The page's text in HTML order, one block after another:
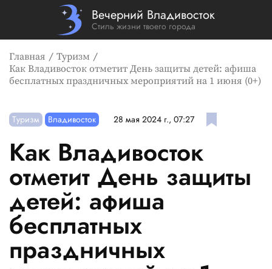
Вечерний Владивосток
Стиль жизни твоего города
Главная
Туризм
Как Владивосток отметит День защиты детей: афиша
бесплатных праздничных мероприятий на 1 июня (0+)
Туризм Владивосток 28 мая 2024 г., 07:27
Как Владивосток
отметит День защиты
детей: афиша
бесплатных
праздничных